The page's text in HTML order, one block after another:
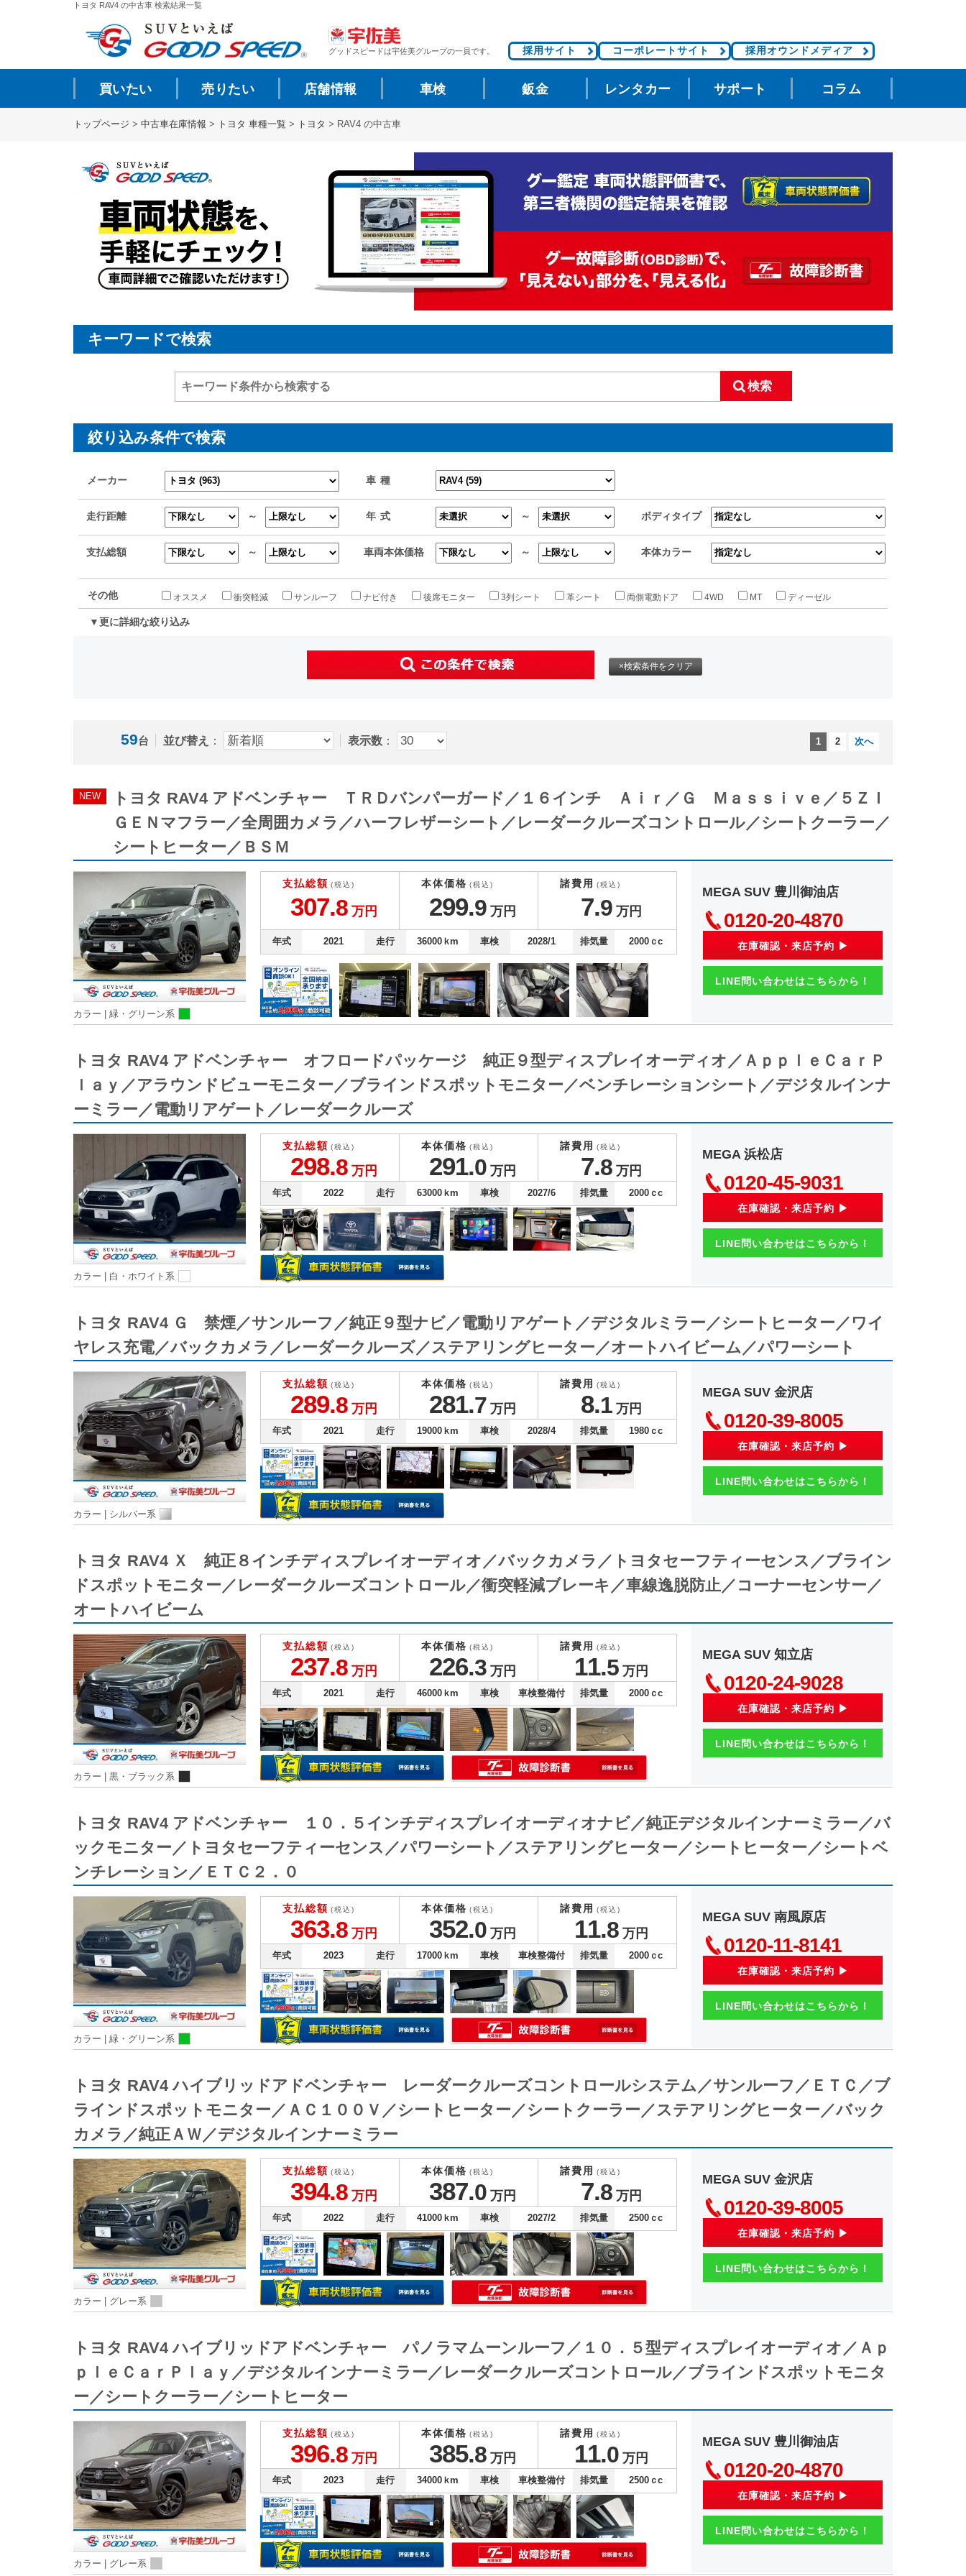
トヨタ RAV4 の中古車 検索結果一覧
グッドスピードは宇佐美グループの一員です。 採用サイト コーポレートサイト 採用オウンドメディア
買いたい 売りたい 店舗情報 車検 鈑金 レンタカー サポート コラム
トップページ > 中古車在庫情報 > トヨタ 車種一覧 > トヨタ > RAV4 の中古車
キーワードで検索
絞り込み条件で検索
メーカー 車種
走行距離 ～ 年式 ～ ボディタイプ
支払総額 ～ 車両本体価格 ～ 本体カラー
その他 オススメ 衝突軽減 サンルーフ ナビ付き 後席モニター 3列シート 革シート 両側電動ドア 4WD MT ディーゼル
▼更に詳細な絞り込み
×検索条件をクリア
59台 並び替え ： 表示数： 1 2 次へ
NEW
トヨタ RAV4 アドベンチャー ＴＲＤバンパーガード／１６インチ Ａｉｒ／Ｇ Ｍａｓｓｉｖｅ／５ＺＩ
ＧＥＮマフラー／全周囲カメラ／ハーフレザーシート／レーダークルーズコントロール／シートクーラー／
シートヒーター／ＢＳＭ
カラー | 緑・グリーン系
支払総額 (税込)
307.8 万円
本体価格 (税込)
299.9 万円
諸費用 (税込)
7.9 万円
年式 2021 走行 36000ｋm 車検 2028/1 排気量 2000 ｃc
MEGA SUV 豊川御油店
0120-20-4870
在庫確認・来店予約 ▶
LINE問い合わせはこちらから！
トヨタ RAV4 アドベンチャー オフロードパッケージ 純正９型ディスプレイオーディオ／ＡｐｐｌｅＣａｒＰ
ｌａｙ／アラウンドビューモニター／ブラインドスポットモニター／ベンチレーションシート／デジタルインナ
ーミラー／電動リアゲート／レーダークルーズ
カラー | 白・ホワイト系
支払総額 (税込)
298.8 万円
本体価格 (税込)
291.0 万円
諸費用 (税込)
7.8 万円
年式 2022 走行 63000ｋm 車検 2027/6 排気量 2000 ｃc
MEGA 浜松店
0120-45-9031
在庫確認・来店予約 ▶
LINE問い合わせはこちらから！
トヨタ RAV4 Ｇ 禁煙／サンルーフ／純正９型ナビ／電動リアゲート／デジタルミラー／シートヒーター／ワイ
ヤレス充電／バックカメラ／レーダークルーズ／ステアリングヒーター／オートハイビーム／パワーシート
カラー | シルバー系
支払総額 (税込)
289.8 万円
本体価格 (税込)
281.7 万円
諸費用 (税込)
8.1 万円
年式 2021 走行 19000ｋm 車検 2028/4 排気量 1980 ｃc
MEGA SUV 金沢店
0120-39-8005
在庫確認・来店予約 ▶
LINE問い合わせはこちらから！
トヨタ RAV4 Ｘ 純正８インチディスプレイオーディオ／バックカメラ／トヨタセーフティーセンス／ブライン
ドスポットモニター／レーダークルーズコントロール／衝突軽減ブレーキ／車線逸脱防止／コーナーセンサー／
オートハイビーム
カラー | 黒・ブラック系
支払総額 (税込)
237.8 万円
本体価格 (税込)
226.3 万円
諸費用 (税込)
11.5 万円
年式 2021 走行 46000ｋm 車検 車検整備付 排気量 2000 ｃc
MEGA SUV 知立店
0120-24-9028
在庫確認・来店予約 ▶
LINE問い合わせはこちらから！
トヨタ RAV4 アドベンチャー １０．５インチディスプレイオーディオナビ／純正デジタルインナーミラー／バ
ックモニター／トヨタセーフティーセンス／パワーシート／ステアリングヒーター／シートヒーター／シートベ
ンチレーション／ＥＴＣ２．０
カラー | 緑・グリーン系
支払総額 (税込)
363.8 万円
本体価格 (税込)
352.0 万円
諸費用 (税込)
11.8 万円
年式 2023 走行 17000ｋm 車検 車検整備付 排気量 2000 ｃc
MEGA SUV 南風原店
0120-11-8141
在庫確認・来店予約 ▶
LINE問い合わせはこちらから！
トヨタ RAV4 ハイブリッドアドベンチャー レーダークルーズコントロールシステム／サンルーフ／ＥＴＣ／ブ
ラインドスポットモニター／ＡＣ１００Ｖ／シートヒーター／シートクーラー／ステアリングヒーター／バック
カメラ／純正ＡＷ／デジタルインナーミラー
カラー | グレー系
支払総額 (税込)
394.8 万円
本体価格 (税込)
387.0 万円
諸費用 (税込)
7.8 万円
年式 2022 走行 41000ｋm 車検 2027/2 排気量 2500 ｃc
MEGA SUV 金沢店
0120-39-8005
在庫確認・来店予約 ▶
LINE問い合わせはこちらから！
トヨタ RAV4 ハイブリッドアドベンチャー パノラマムーンルーフ／１０．５型ディスプレイオーディオ／Ａｐ
ｐｌｅＣａｒＰｌａｙ／デジタルインナーミラー／レーダークルーズコントロール／ブラインドスポットモニタ
ー／シートクーラー／シートヒーター
カラー | グレー系
支払総額 (税込)
396.8 万円
本体価格 (税込)
385.8 万円
諸費用 (税込)
11.0 万円
年式 2023 走行 34000ｋm 車検 車検整備付 排気量 2500 ｃc
MEGA SUV 豊川御油店
0120-20-4870
在庫確認・来店予約 ▶
LINE問い合わせはこちらから！